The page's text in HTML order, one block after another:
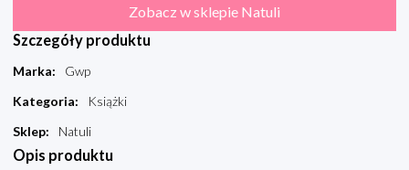
Zobacz w sklepie Natuli
Szczegóły produktu
Marka:
Gwp
Kategoria:
Książki
Sklep: Natuli
Opis produktu